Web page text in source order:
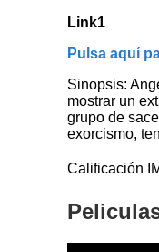
Link1
Pulsa aquí
Sinopsis:
mostrar un
grupo de
exorcismo,
Calificación